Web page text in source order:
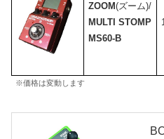
ZOOM(ズーム)/
MULTI STOMP
MS60-B
※価格は変動します